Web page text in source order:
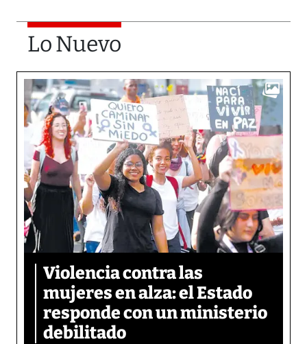
Lo Nuevo
Violencia contra las
mujeres en alza: el Estado
responde con un ministerio
debilitado